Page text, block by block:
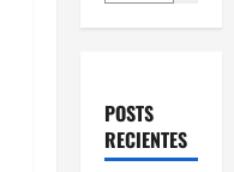
POSTS
RECIENTES